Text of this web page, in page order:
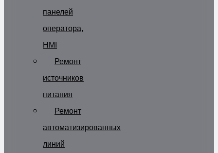
панелей
оператора,
HMI
Ремонт
источников
питания
Ремонт
автоматизированных
линий